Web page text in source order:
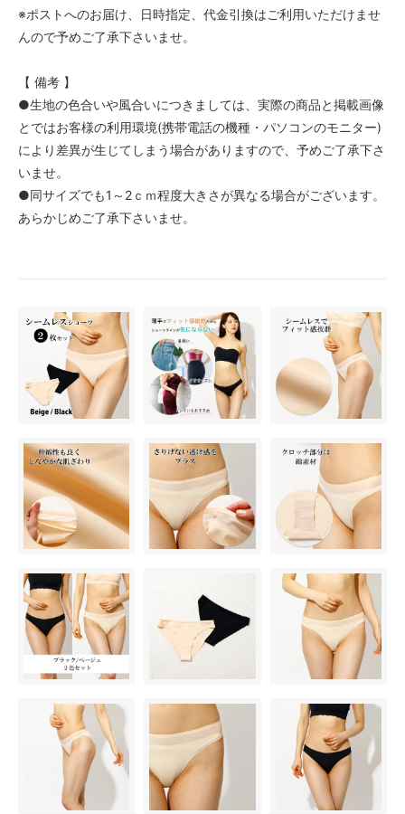
※ポストへのお届け、日時指定、代金引換はご利用いただけませ
んので予めご了承下さいませ。
【 備考 】
●生地の色合いや風合いにつきましては、実際の商品と掲載画像
とではお客様の利用環境(携帯電話の機種・パソコンのモニター)
により差異が生じてしまう場合がありますので、予めご了承下さ
いませ。
●同サイズでも1～2ｃｍ程度大きさが異なる場合がございます。
あらかじめご了承下さいませ。